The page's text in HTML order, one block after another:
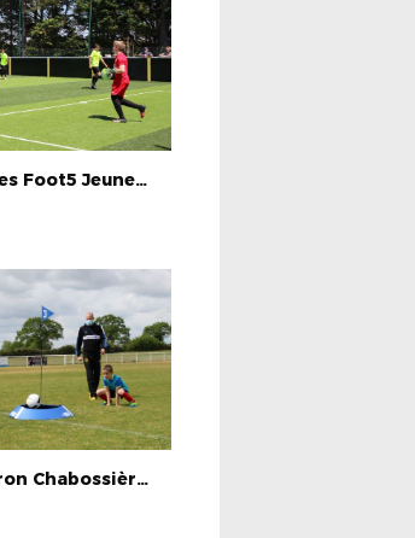
1er Tour des Coupes Foot5 Jeunes Masc./Fémi. 2021 (12/06/21)
Golf Foot au Couëron Chabossière FC (05/05/21)